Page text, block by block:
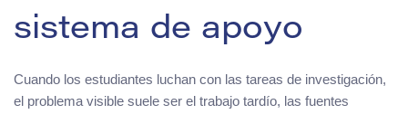
sistema de apoyo
Cuando los estudiantes luchan con las tareas de investigación,
el problema visible suele ser el trabajo tardío, las fuentes